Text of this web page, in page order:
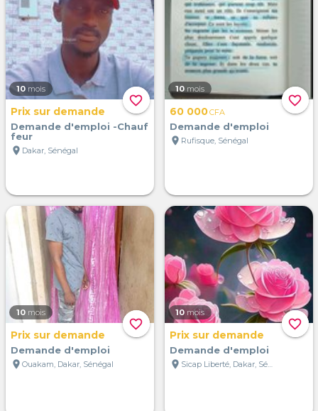
favorite_border
10 mois
Prix sur demande
Demande d'emploi -Chauf
feur
location_on Dakar, Sénégal
favorite_border
10 mois
60 000CFA
Demande d'emploi
location_on Rufisque, Sénégal
favorite_border
10 mois
Prix sur demande
Demande d'emploi
location_on Ouakam, Dakar, Sénégal
favorite_border
10 mois
Prix sur demande
Demande d'emploi
location_on
Sicap Liberté, Dakar, Sénégal